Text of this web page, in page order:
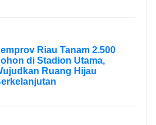
Riau Tanam 2.500
di Stadion Utama,
Ruang Hijau